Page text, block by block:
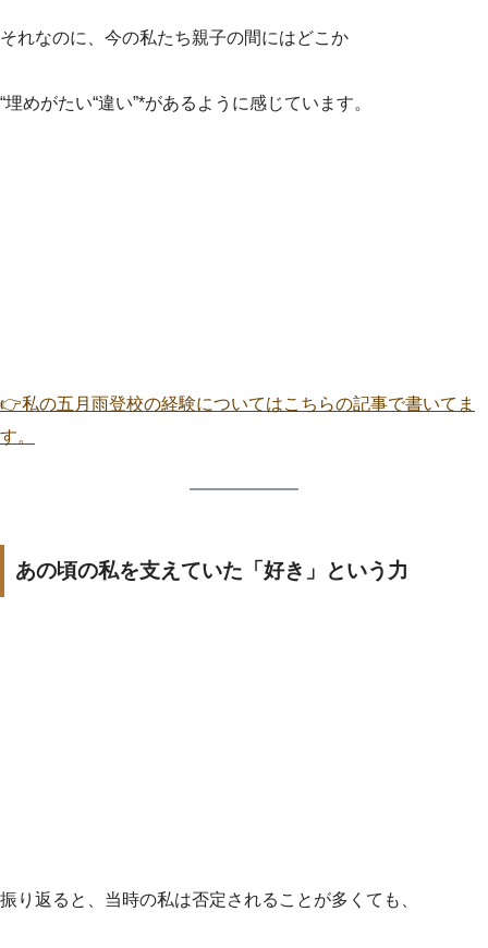
それなのに、今の私たち親子の間にはどこか
“埋めがたい“違い”*があるように感じています。
👉私の五月雨登校の経験についてはこちらの記事で書いてま
す。
あの頃の私を支えていた「好き」という力
振り返ると、当時の私は否定されることが多くても、